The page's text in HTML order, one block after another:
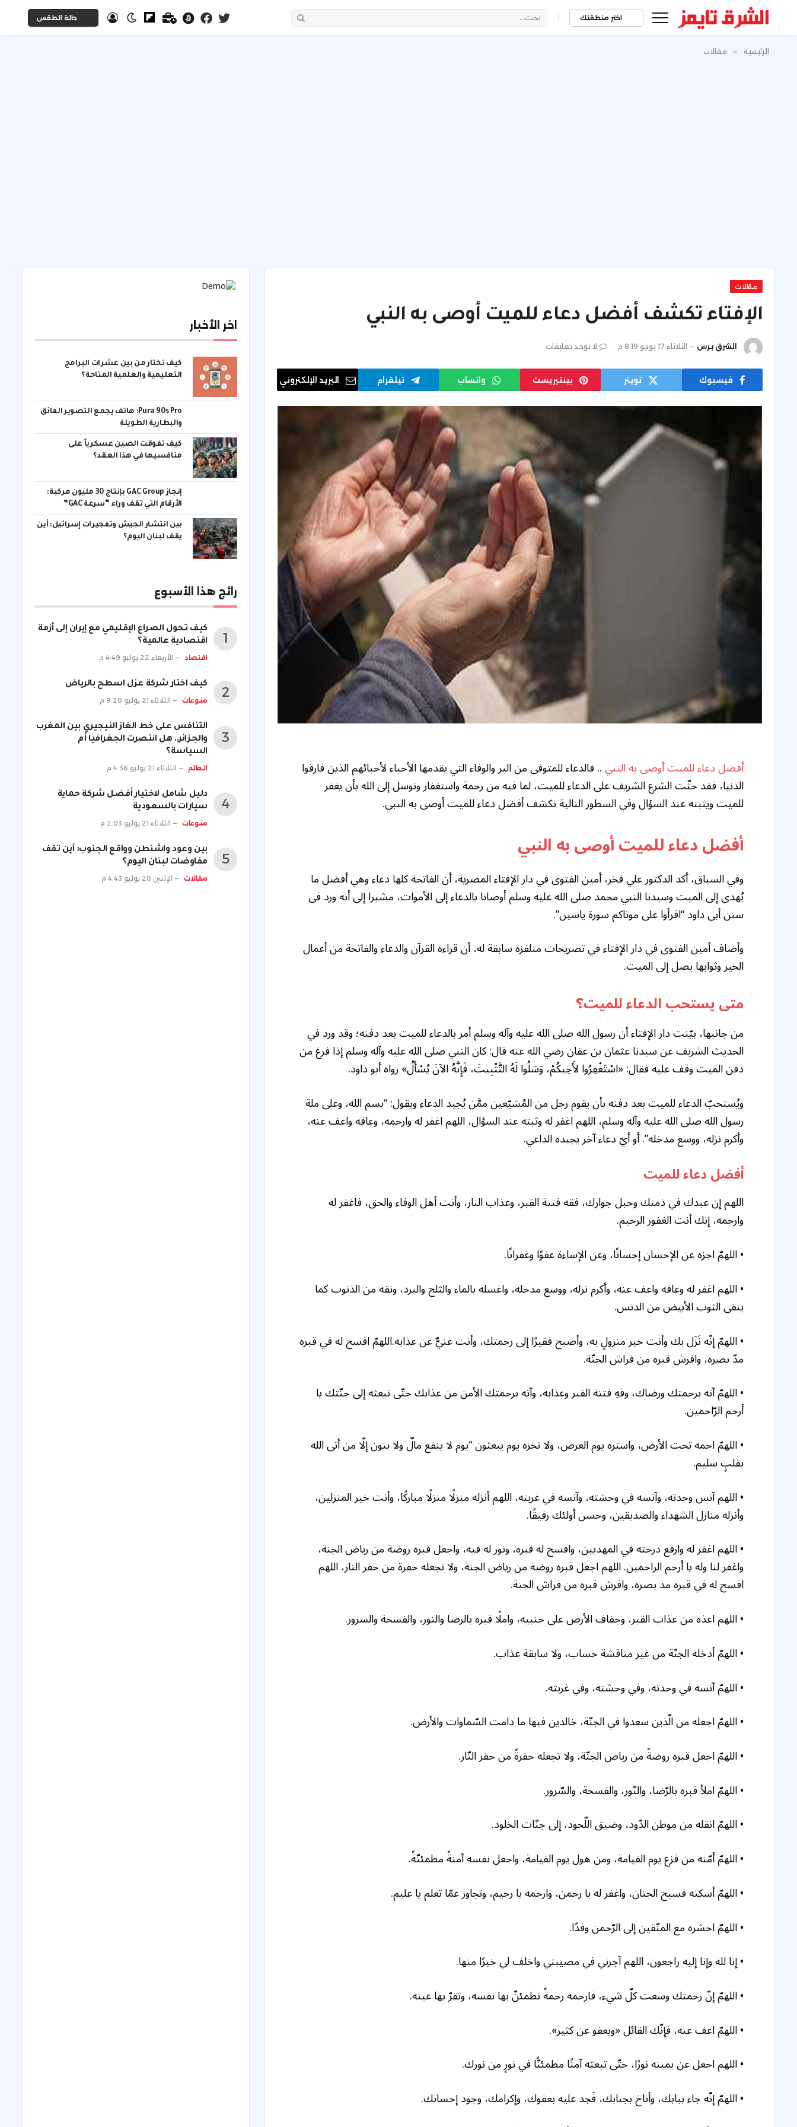
اختر منطقتك | حالة الطقس
الرئيسية » مقالات
مقالات
الإفتاء تكشف أفضل دعاء للميت أوصى به النبي
الشرق برس الثلاثاء 17 يونيو 8:19 م لا توجد تعليقات
فيسبوك تويتر بينتيريست واتساب تيلقرام البريد الإلكتروني
أفضل دعاء للميتأوصى به النبي.. فالدعاء للمتوفى من البر والوفاء التي يقدمها الأحياء لأحبائهم الذين فارقوا
الدنيا، فقد حثّت الشرع الشريف على الدعاء للميت، لما فيه من رحمة واستغفار وتوسل إلى الله بأن يغفر
للميت ويثبته عند السؤال وفي السطور التالية نكشف أفضل دعاء للميت أوصى به النبي.
أفضل دعاء للميت أوصى به النبي
وفي السياق، أكد الدكتور علي فخر، أمين الفتوى في دار الإفتاء المصرية، أن الفاتحة كلها دعاء وهي أفضل ما
يُهدى إلى الميت وسيدنا النبي محمد صلى الله عليه وسلم أوصانا بالدعاء إلى الأموات، مشيرا إلى أنه ورد فى
سنن أبي داود “اقرأوا على موتاكم سورة ياسين”.
وأضاف أمين الفتوى في دار الإفتاء في تصريحات متلفزة سابقة له، أن قراءة القرآن والدعاء والفاتحة من أعمال
الخير وثوابها يصل إلى الميت.
متى يستحب الدعاء للميت؟
من جانبها، بيّنت دار الإفتاء أن رسول الله صلى الله عليه وآله وسلم أمر بالدعاء للميت بعد دفنه؛ وقد ورد في
الحديث الشريف عن سيدنا عثمان بن عفان رضي الله عنه قال: كان النبي صلى الله عليه وآله وسلم إذا فرغ من
دفن الميت وقف عليه فقال: «اسْتَغْفِرُوا لأَخِيكُمْ، وَسَلُوا لَهُ التَّثْبِيتَ، فَإِنَّهُ الآنَ يُسْأَلُ» رواه أبو داود.
ويُستحبّ الدعاء للميت بعد دفنه بأن يقوم رجل من المُشيّعين ممَّن يُجيد الدعاء ويقول: “بسم الله، وعلى ملة
رسول الله صلى الله عليه وآله وسلم، اللهم اغفر له وثبته عند السؤال، اللهم اغفر له وارحمه، وعافه واعف عنه،
وأكرم نزله، ووسع مدخله”. أو أيّ دعاء آخر يجيده الداعي.
أفضل دعاء للميت
اللهم إن عبدك في ذمتك وحبل جوارك، فقه فتنة القبر، وعذاب النار، وأنت أهل الوفاء والحق، فاغفر له
وارحمه، إنك أنت الغفور الرحيم.
• اللهمّ اجزه عن الإحسان إحسانًا، وعن الإساءة عفوًا وغفرانًا.
• اللهم اغفر له وعافه واعف عنه، وأكرم نزله، ووسع مدخله، واغسله بالماء والثلج والبرد، ونقه من الذنوب كما
ينقى الثوب الأبيض من الدنس.
• اللهمّ إنّه نَزَل بك وأنت خير منزولٍ به، وأصبح فقيرًا إلى رحمتك، وأنت غنيٌّ عن عذابه.اللهمّ افسح له في قبره
مدّ بصره، وافرش قبره من فراش الجنّة.
• اللهمّ آته برحمتك ورضاك، وقهِ فتنة القبر وعذابه، وآته برحمتك الأمن من عذابك حتّى تبعثه إلى جنّتك يا
أرحم الرّاحمين.
• اللهمّ احمه تحت الأرض، واستره يوم العرض، ولا تخزه يوم يبعثون “يوم لا ينفع مالٌ ولا بنون إلّا من أتى الله
بقلبٍ سليم.
• اللهم آنس وحدته، وآنسه في وحشته، وآنسه في غربته، اللهم أنزله منزلًا منزلًا مباركًا، وأنت خير المنزلين،
وأنزله منازل الشهداء والصديقين، وحسن أولئك رفيقًا.
• اللهم اغفر له وارفع درجته في المهديين، وافسح له قبره، ونور له فيه، واجعل قبره روضة من رياض الجنة،
واغفر لنا وله يا أرحم الراحمين. اللهم اجعل قبره روضة من رياض الجنة، ولا تجعله حفرة من حفر النار، اللهم
افسح له في قبره مد بصره، وافرش قبره من فراش الجنة.
• اللهم اعذه من عذاب القبر، وجفاف الأرض على جنبيه، واملًا قبره بالرضا والنور، والفسحة والسرور.
• اللهمّ أدخله الجنّة من غير مناقشة حساب، ولا سابقة عذاب.
• اللهمّ آنسه في وحدته، وفي وحشته، وفي غربته.
• اللهمّ اجعله من الّذين سعدوا في الجنّة، خالدين فيها ما دامت السّماوات والأرض.
• اللهمّ اجعل قبره روضةً من رياض الجنّة، ولا تجعله حفرةً من حفر النّار.
• اللهمّ املأ قبره بالرّضا، والنّور، والفسحة، والسّرور.
• اللهمّ انقله من موطن الدّود، وضيق اللّحود، إلى جنّات الخلود.
• اللهمّ أمّنه من فزع يوم القيامة، ومن هول يوم القيامة، واجعل نفسه آمنةً مطمئنّةً.
• اللهمّ أسكنه فسيح الجنان، واغفر له يا رحمن، وارحمه يا رحيم، وتجاوز عمّا تعلم يا عليم.
• اللهمّ احشره مع المتّقين إلى الرّحمن وفدًا.
• إنا لله وإنا إليه راجعون، اللهم آجرني في مصيبتي واخلف لي خيرًا منها.
• اللهمّ إنّ رحمتك وسعت كلّ شيء، فارحمه رحمةً تطمئنّ بها نفسه، وتقرّ بها عينه.
• اللهمّ اعف عنه، فإنّك القائل «ويعفو عن كثير».
• اللهم اجعل عن يمينه نورًا، حتّى تبعثه آمنًا مطمئنًّا في نورٍ من نورك.
• اللهمّ إنّه جاء ببابك، وأناخ بجنابك، فَجد عليه بعفوك، وإكرامك، وجود إحسانك.
اخر الأخبار
كيف تختار من بين عشرات البرامج
التعليمية والعلمية المتاحة؟
Pura 90s Pro: هاتف يجمع التصوير الفائق
والبطارية الطويلة
كيف تفوقت الصين عسكرياً على
منافسيها في هذا العقد؟
إنجاز GAC Group بإنتاج 30 مليون مركبة:
الأرقام التي تقف وراء “سرعة GAC”
بين انتشار الجيش وتفجيرات إسرائيل: أين
يقف لبنان اليوم؟
رائج هذا الأسبوع
كيف تحول الصراع الإقليمي مع إيران إلى أزمة
اقتصادية عالمية؟
اقتصاد الأربعاء 22 يوليو 4:49 م
كيف اختار شركة عزل اسطح بالرياض
منوعات الثلاثاء 21 يوليو 9:20 م
التنافس على خط الغاز النيجيري بين المغرب
والجزائر.. هل انتصرت الجغرافيا أم
السياسة؟
العالم الثلاثاء 21 يوليو 4:36 م
دليل شامل لاختيار أفضل شركة حماية
سيارات بالسعودية
منوعات الثلاثاء 21 يوليو 2:03 م
بين وعود واشنطن وواقع الجنوب: أين تقف
مفاوضات لبنان اليوم؟
مقالات الإثنين 20 يوليو 4:43 م